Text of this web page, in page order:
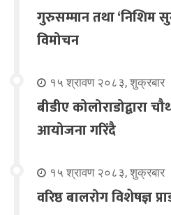
गुरुसम्मान तथा ‘निशिम
विमोचन
१५ श्रावण २०८३, शुक्रबार
बीडीए कोलोराडोद्वारा
आयोजना गरिंदै
१५ श्रावण २०८३, शुक्रबार
वरिष्ठ बालरोग विशेषज्ञ